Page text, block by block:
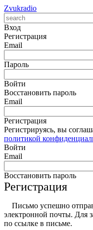
Zvukradio
Вход
Регистрация
Email
Пароль
Войти
Восстановить пароль
Email
Регистрация
Регистрируясь, вы
политикой
Войти
Email
Восстановить пароль
Регистрация
Письмо успешно
электронной почты. Для
по ссылке в письме.